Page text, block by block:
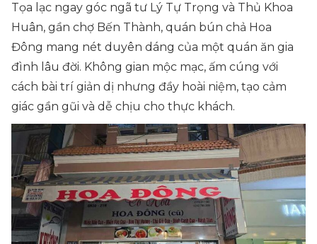
Tọa lạc ngay góc ngã tư Lý Tự Trọng và Thủ Khoa
Huân, gần chợ Bến Thành, quán bún chả Hoa
Đông mang nét duyên dáng của một quán ăn gia
đình lâu đời. Không gian mộc mạc, ấm cúng với
cách bài trí giản dị nhưng đầy hoài niệm, tạo cảm
giác gần gũi và dễ chịu cho thực khách.